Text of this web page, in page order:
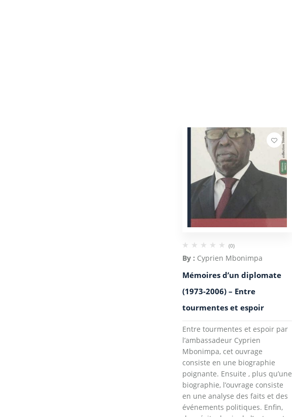
(0)
By : Cyprien Mbonimpa
Mémoires d’un diplomate
(1973-2006) – Entre
tourmentes et espoir
Entre tourmentes et espoir par
l’ambassadeur Cyprien
Mbonimpa, cet ouvrage
consiste en une biographie
poignante. Ensuite , plus qu’une
biographie, l’ouvrage consiste
en une analyse des faits et des
événements politiques. Enfin,